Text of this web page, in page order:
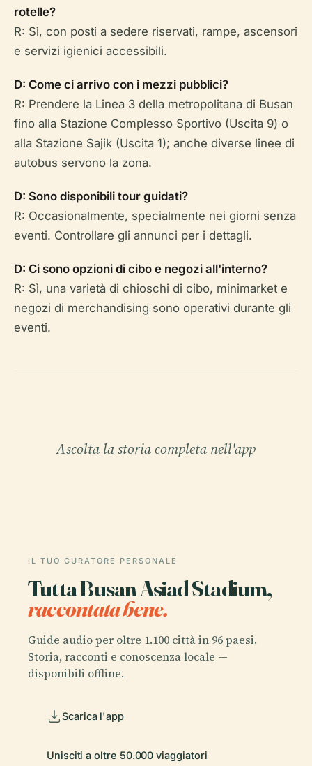
rotelle?
R: Sì, con posti a sedere riservati, rampe, ascensori
e servizi igienici accessibili.
D: Come ci arrivo con i mezzi pubblici?
R: Prendere la Linea 3 della metropolitana di Busan
fino alla Stazione Complesso Sportivo (Uscita 9) o
alla Stazione Sajik (Uscita 1); anche diverse linee di
autobus servono la zona.
D: Sono disponibili tour guidati?
R: Occasionalmente, specialmente nei giorni senza
eventi. Controllare gli annunci per i dettagli.
D: Ci sono opzioni di cibo e negozi all'interno?
R: Sì, una varietà di chioschi di cibo, minimarket e
negozi di merchandising sono operativi durante gli
eventi.
Ascolta la storia completa nell'app
IL TUO CURATORE PERSONALE
Tutta Busan Asiad Stadium,
raccontata bene.
Guide audio per oltre 1.100 città in 96 paesi.
Storia, racconti e conoscenza locale —
disponibili offline.
Scarica l'app
Unisciti a oltre 50.000 viaggiatori